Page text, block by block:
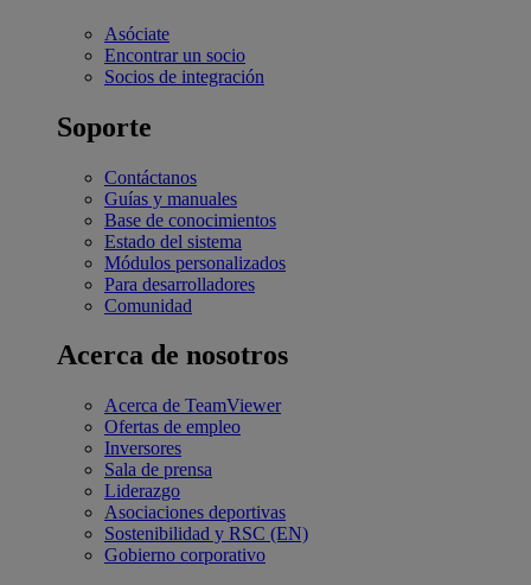
Asóciate
Encontrar un socio
Socios de integración
Soporte
Contáctanos
Guías y manuales
Base de conocimientos
Estado del sistema
Módulos personalizados
Para desarrolladores
Comunidad
Acerca de nosotros
Acerca de TeamViewer
Ofertas de empleo
Inversores
Sala de prensa
Liderazgo
Asociaciones deportivas
Sostenibilidad y RSC (EN)
Gobierno corporativo